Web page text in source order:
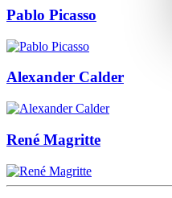
Pablo Picasso
Alexander Calder
René Magritte